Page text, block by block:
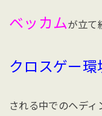
ベッカムが立て
クロスゲー
される中でのヘディ